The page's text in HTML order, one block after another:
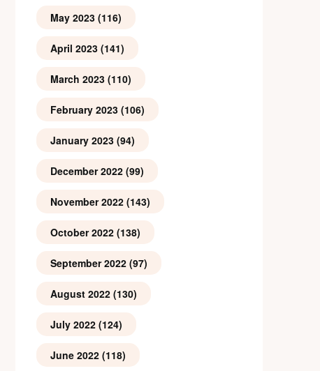
May 2023(116)
April 2023(141)
March 2023(110)
February 2023(106)
January 2023(94)
December 2022(99)
November 2022(143)
October 2022(138)
September 2022(97)
August 2022(130)
July 2022(124)
June 2022(118)